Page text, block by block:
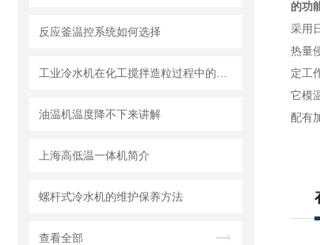
反应釜温控系统如何选择
油温机温度降不下来讲解
上海高低温一体机简介
螺杆式冷水机的维护保养方法
查看全部
的功
采用
热量
定工
它模
配有